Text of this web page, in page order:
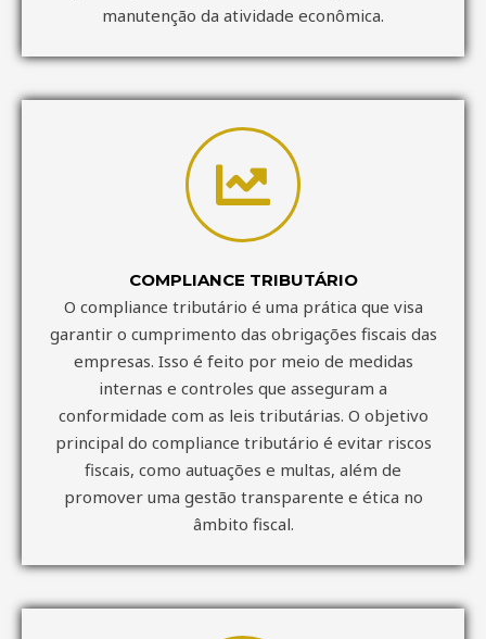
manutenção da atividade econômica.
COMPLIANCE TRIBUTÁRIO
O compliance tributário é uma prática que visa
garantir o cumprimento das obrigações fiscais das
empresas. Isso é feito por meio de medidas
internas e controles que asseguram a
conformidade com as leis tributárias. O objetivo
principal do compliance tributário é evitar riscos
fiscais, como autuações e multas, além de
promover uma gestão transparente e ética no
âmbito fiscal.